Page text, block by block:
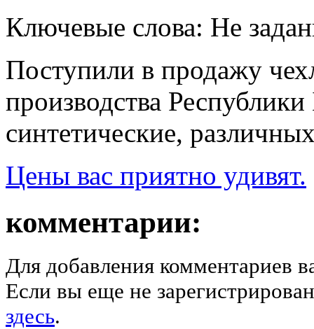
Ключевые слова: Не
Поступили в продажу
производства
синтетические,
Цены вас приятно удивят.
комментарии:
Для добавления комментариев
Если вы еще не
здесь.